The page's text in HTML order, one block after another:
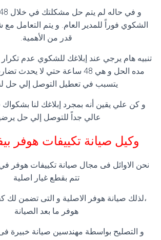
الشكوي فوراً للمدير العام. و يتم التعامل
قدر من الأهمية.
تنبيه هام يرجي عند إبلاغك للشكوي عدم
مده الحل و هي 48 ساعة حتي لا
يتسبب في تعطيل التوصل إلي حل
و كن علي يقين أنه بمجرد إبلاغك لنا بشكواك
عالي جداً للتوصل إلي حل
وكيل صيانة تكييفات هوفر
نحن الاوائل فى مجال صيانة تكييفات هوفر
تتم بقطع غيار اصلية
،لذلك صيانة هوفر الاصلية و التى تضمن لك
هوفر ما بعد الصيانة
و التصليح بواسطة مهندسين صيانة خبيرة